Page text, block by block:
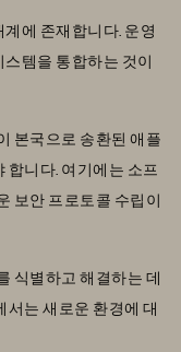
에 존재합니다. 운영
템을 통합하는 것이
본국으로 송환된 애플
합니다. 여기에는 소프
보안 프로토콜 수립이
식별하고 해결하는 데
는 새로운 환경에 대